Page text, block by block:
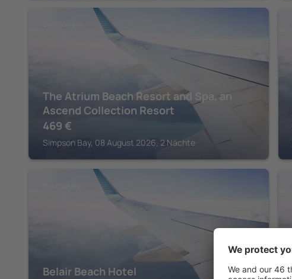
The Atrium Beach Resort and Spa, an
Ascend Collection Resort
469 €
Simpson Bay, 08 August 2026, 2 Nächte
Belair Beach Hotel